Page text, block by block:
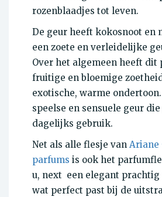
rozenblaadjes tot leven.
De geur heeft kokosnoot en
een zoete en verleidelijke
Over het algemeen heeft dit
fruitige en bloemige
exotische, warme
speelse en sensuele geur
dagelijks gebruik.
Net als alle flesje van Ariane
parfums is ook het
u, next een elegant
wat perfect past bij de